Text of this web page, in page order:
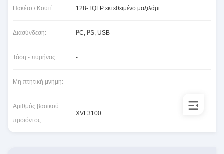
Πακέτο / Κουτί: 128-TQFP εκτεθειμένο μαξιλάρι
Διασύνδεση: I²C, I²S, USB
Τάση - πυρήνας: -
Μη πτητική μνήμη: -
Αριθμός βασικού
προϊόντος:
XVF3100